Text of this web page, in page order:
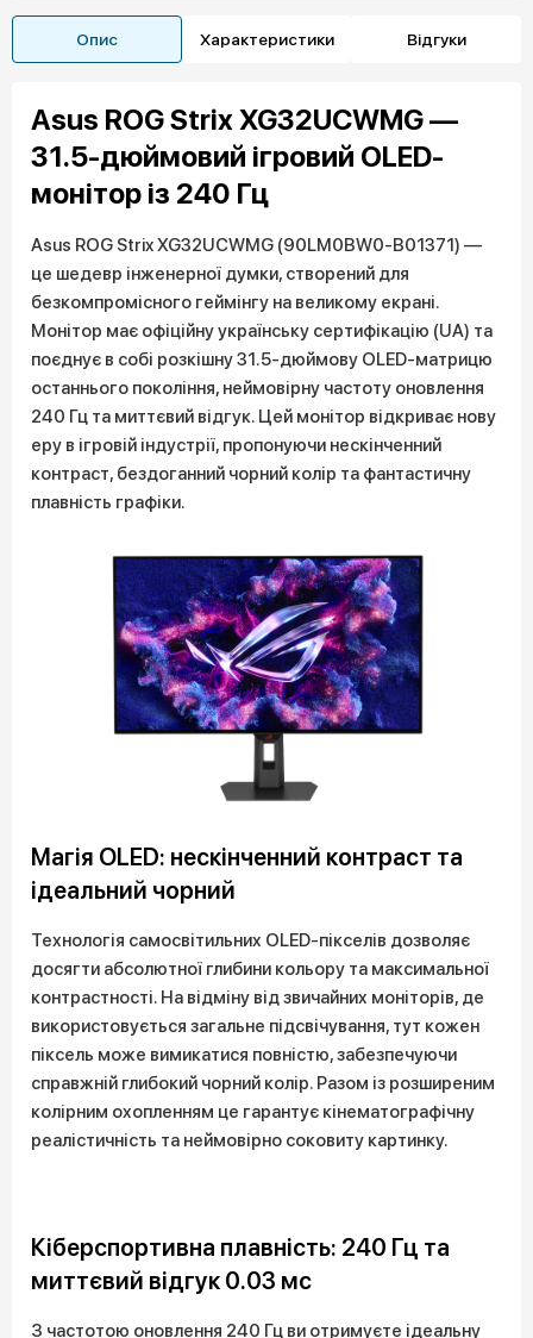
Опис Характеристики Відгуки
Asus ROG Strix XG32UCWMG —
31.5-дюймовий ігровий OLED-
монітор із 240 Гц
Asus ROG Strix XG32UCWMG (90LM0BW0-B01371) —
це шедевр інженерної думки, створений для
безкомпромісного геймінгу на великому екрані.
Монітор має офіційну українську сертифікацію (UA) та
поєднує в собі розкішну 31.5-дюймову OLED-матрицю
останнього покоління, неймовірну частоту оновлення
240 Гц та миттєвий відгук. Цей монітор відкриває нову
еру в ігровій індустрії, пропонуючи нескінченний
контраст, бездоганний чорний колір та фантастичну
плавність графіки.
Магія OLED: нескінченний контраст та
ідеальний чорний
Технологія самосвітильних OLED-пікселів дозволяє
досягти абсолютної глибини кольору та максимальної
контрастності. На відміну від звичайних моніторів, де
використовується загальне підсвічування, тут кожен
піксель може вимикатися повністю, забезпечуючи
справжній глибокий чорний колір. Разом із розширеним
колірним охопленням це гарантує кінематографічну
реалістичність та неймовірно соковиту картинку.
Кіберспортивна плавність: 240 Гц та
миттєвий відгук 0.03 мс
З частотою оновлення 240 Гц ви отримуєте ідеальну